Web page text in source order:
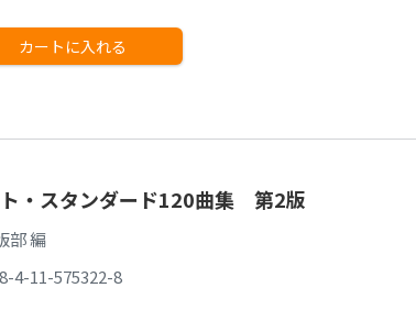
カートに入れる
・スタンダード120曲集 第2版
部 編
4-11-575322-8